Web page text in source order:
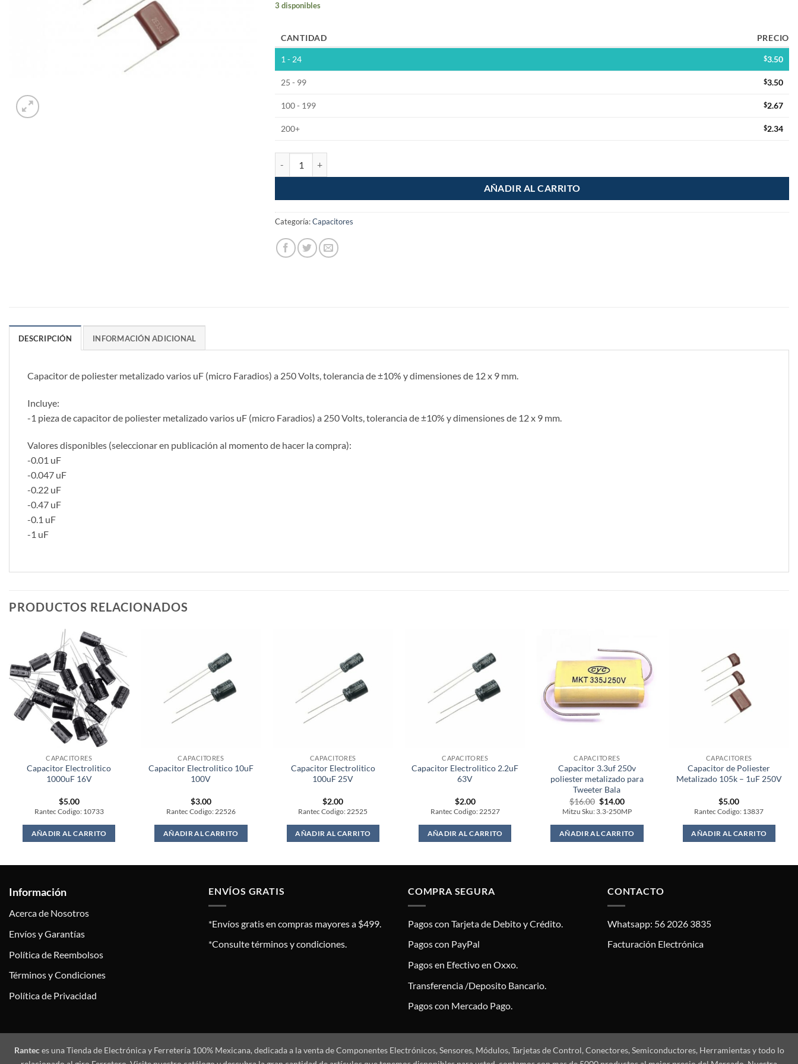
3 disponibles
CANTIDAD PRECIO
1 - 24 $3.50
25 - 99 $3.50
100 - 199 $2.67
200+ $2.34
AÑADIR AL CARRITO
Categoría:Capacitores
DESCRIPCIÓN INFORMACIÓN ADICIONAL
Capacitor de poliester metalizado varios uF (micro Faradios) a 250 Volts, tolerancia de ±10% y dimensiones de 12 x 9 mm.
Incluye:
-1 pieza de capacitor de poliester metalizado varios uF (micro Faradios) a 250 Volts, tolerancia de ±10% y dimensiones de 12 x 9 mm.
Valores disponibles (seleccionar en publicación al momento de hacer la compra):
-0.01 uF
-0.047 uF
-0.22 uF
-0.47 uF
-0.1 uF
-1 uF
PRODUCTOS RELACIONADOS
CAPACITORES
Capacitor Electrolitico
1000uF 16V
$5.00
Rantec Codigo: 10733
AÑADIR AL CARRITO
CAPACITORES
Capacitor Electrolitico 10uF
100V
$3.00
Rantec Codigo: 22526
AÑADIR AL CARRITO
CAPACITORES
Capacitor Electrolitico
100uF 25V
$2.00
Rantec Codigo: 22525
AÑADIR AL CARRITO
CAPACITORES
Capacitor Electrolitico 2.2uF
63V
$2.00
Rantec Codigo: 22527
AÑADIR AL CARRITO
CAPACITORES
Capacitor 3.3uf 250v
poliester metalizado para
Tweeter Bala
$16.00 Original
price
was:
$16.00.
$14.00Current
price
is:
$14.00.
Mitzu Sku: 3.3-250MP
AÑADIR AL CARRITO
CAPACITORES
Capacitor de Poliester
Metalizado 105k – 1uF 250V
$5.00
Rantec Codigo: 13837
AÑADIR AL CARRITO
Información
Acerca de Nosotros
Envíos y Garantías
Política de Reembolsos
Términos y Condiciones
Política de Privacidad
ENVÍOS GRATIS
*Envíos gratis en compras mayores a $499.
*Consulte términos y condiciones.
COMPRA SEGURA
Pagos con Tarjeta de Debito y Crédito.
Pagos con PayPal
Pagos en Efectivo en Oxxo.
Transferencia /Deposito Bancario.
Pagos con Mercado Pago.
CONTACTO
Whatsapp: 56 2026 3835
Facturación Electrónica
Ranteces una Tienda de Electrónica y Ferretería 100% Mexicana, dedicada a la venta de Componentes Electrónicos, Sensores, Módulos, Tarjetas de Control, Conectores, Semiconductores, Herramientas y todo lo